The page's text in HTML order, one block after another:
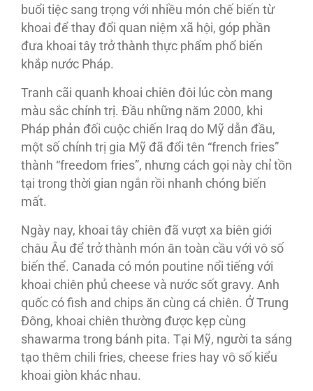
buổi tiệc sang trọng với nhiều món chế biến từ
khoai để thay đổi quan niệm xã hội, góp phần
đưa khoai tây trở thành thực phẩm phổ biến
khắp nước Pháp.
Tranh cãi quanh khoai chiên đôi lúc còn mang
màu sắc chính trị. Đầu những năm 2000, khi
Pháp phản đối cuộc chiến Iraq do Mỹ dẫn đầu,
một số chính trị gia Mỹ đã đổi tên “french fries”
thành “freedom fries”, nhưng cách gọi này chỉ tồn
tại trong thời gian ngắn rồi nhanh chóng biến
mất.
Ngày nay, khoai tây chiên đã vượt xa biên giới
châu Âu để trở thành món ăn toàn cầu với vô số
biến thể. Canada có món poutine nổi tiếng với
khoai chiên phủ cheese và nước sốt gravy. Anh
quốc có fish and chips ăn cùng cá chiên. Ở Trung
Đông, khoai chiên thường được kẹp cùng
shawarma trong bánh pita. Tại Mỹ, người ta sáng
tạo thêm chili fries, cheese fries hay vô số kiểu
khoai giòn khác nhau.